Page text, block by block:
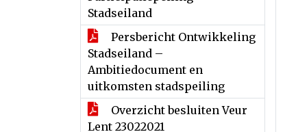
Stadseiland
Persbericht Ontwikkeling
Stadseiland –
Ambitiedocument en
uitkomsten stadspeiling
Overzicht besluiten Veur
Lent 23022021